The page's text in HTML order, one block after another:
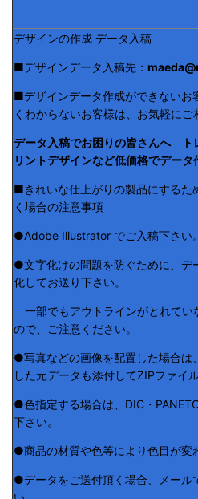
デザインの作成 データ入稿
■デザインデータ入稿先：
■デザインデータ作成ができないお
くわからないお客様は、お気軽にご
データ入稿でお困りの皆さんへ ト
リントデザインなど低価格でデータ
■きれいな仕上がりの製品にするた
く場合の注意事項
●Adobe Illustrator でご入稿下さい。
●文字化けの問題を防ぐために、デ
化してお送り下さい。
一部でもアウトラインがとれてい
ので、ご注意ください。
●写真などの画像を配置した場合は
した元データも添付してZIPファイ
●色指定する場合は、DIC・
下さい。
●商品の材質や色等により色目が変
●データをご送付頂く場合、メール